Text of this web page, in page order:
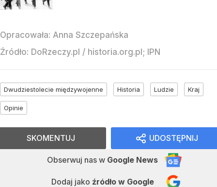
Opracowała: Anna Szczepańska
Źródło: DoRzeczy.pl / historia.org.pl; IPN
Dwudziestolecie międzywojenne Historia Ludzie Kraj
Opinie
UDOSTĘPNIJ
Obserwuj nas w Google News
Dodaj jako źródło w Google
SKOMENTUJ